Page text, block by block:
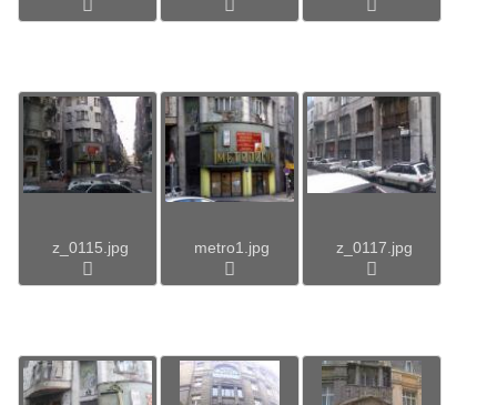
z_0115.jpg metro1.jpg z_0117.jpg